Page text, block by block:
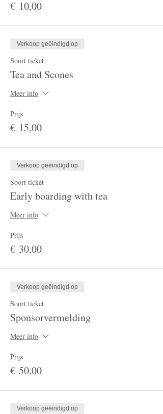
€ 10,00
Verkoop geëindigd op
Soort ticket
Tea and Scones
Meer info
Prijs
€ 15,00
Verkoop geëindigd op
Soort ticket
Early boarding with tea
Meer info
Prijs
€ 30,00
Verkoop geëindigd op
Soort ticket
Sponsorvermelding
Meer info
Prijs
€ 50,00
Verkoop geëindigd op